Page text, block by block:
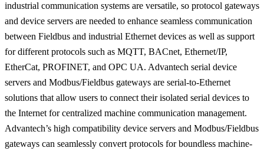
industrial communication systems are versatile, so protocol gateways
and device servers are needed to enhance seamless communication
between Fieldbus and industrial Ethernet devices as well as support
for different protocols such as MQTT, BACnet, Ethernet/IP,
EtherCat, PROFINET, and OPC UA. Advantech serial device
servers and Modbus/Fieldbus gateways are serial-to-Ethernet
solutions that allow users to connect their isolated serial devices to
the Internet for centralized machine communication management.
Advantech’s high compatibility device servers and Modbus/Fieldbus
gateways can seamlessly convert protocols for boundless machine-